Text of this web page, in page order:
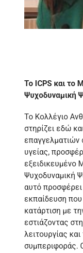
Το ICPS και το
Ψυχοδυναμική
Το Κολλέγιο
στηρίζει εδώ
επαγγελματιών
υγείας,
εξειδικευμένο
Ψυχοδυναμική
αυτό
εκπαίδευση
κατάρτιση με
εστιάζοντας
λειτουργίας
συμπεριφοράς.